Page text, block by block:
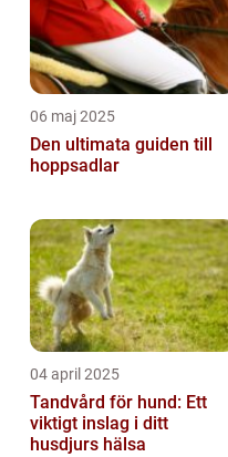
06 maj 2025
Den ultimata guiden till
hoppsadlar
04 april 2025
Tandvård för hund: Ett
viktigt inslag i ditt
husdjurs hälsa